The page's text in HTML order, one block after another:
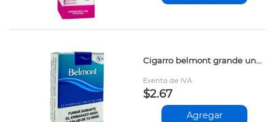
Cigarro belmont grande und prs
Exento de IVA
$2.67
Agregar